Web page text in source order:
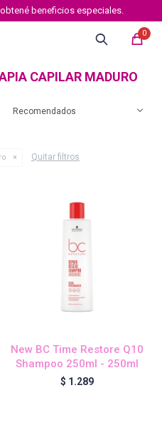
beneficios especiales.
0
CAPILAR MADURO
Recomendados
Quitar filtros
New BC Time Restore Q10
Shampoo 250ml - 250ml
$ 1.289
MI CUENTA